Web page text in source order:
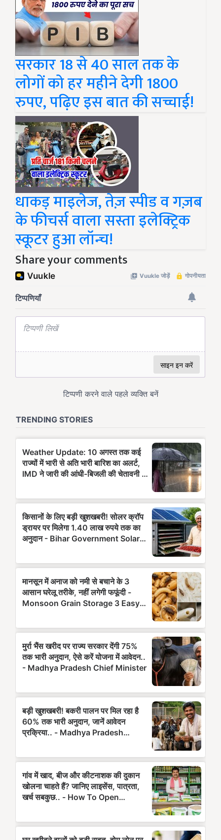
सरकार 18 से 40 साल तक के
लोगों को हर महीने देगी 1800
रुपए, पढ़िए इस बात की सच्चाई!
धाकड़ माइलेज, तेज़ स्पीड व गज़ब
के फीचर्स वाला सस्ता इलेक्ट्रिक
स्कूटर हुआ लॉन्च!
Share your comments